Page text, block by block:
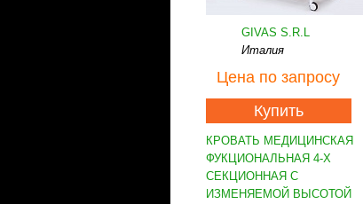
GIVAS S.R.L
Италия
Цена по запросу
Купить
КРОВАТЬ МЕДИЦИНСКАЯ
ФУКЦИОНАЛЬНАЯ 4-Х
СЕКЦИОННАЯ С
ИЗМЕНЯЕМОЙ ВЫСОТОЙ